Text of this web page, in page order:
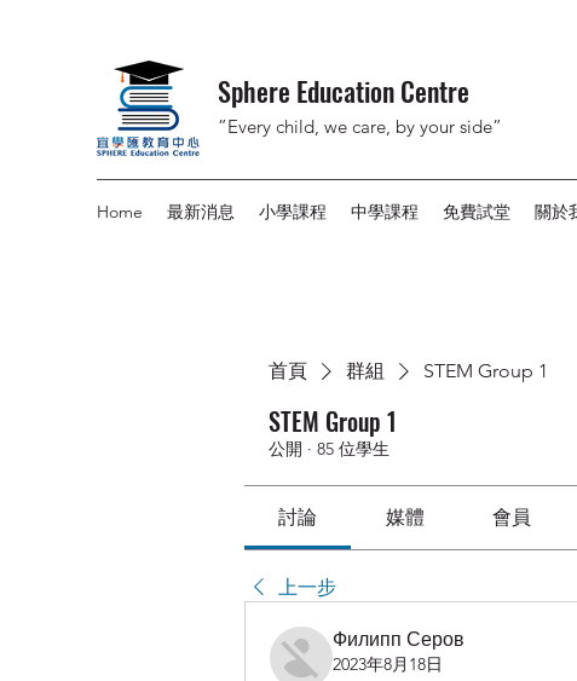
Sphere Education Centre
”Every child, we care, by your side”
Home 最新消息 小學課程 中學課程 免費試堂 關於
首頁 群組 STEM Group 1
STEM Group 1
公開 · 85 位學生
討論 媒體 會員
上一步
Филипп Серов
2023年8月18日